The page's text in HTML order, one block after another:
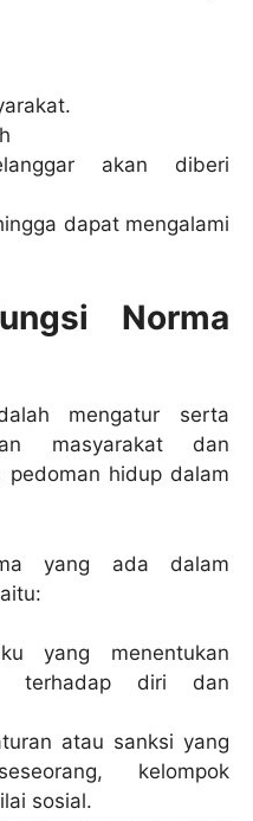
akan diberi
dapat mengalami
Norma
mengatur serta
masyarakat dan
pedoman hidup dalam
yang ada dalam
yang menentukan
terhadap diri dan
atau sanksi yang
kelompok
sosial.